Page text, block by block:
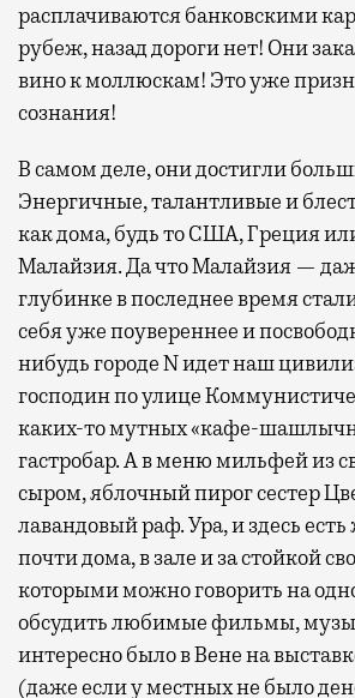
расплачиваются банковскими
рубеж, назад дороги нет! Они
вино к моллюскам! Это уже
сознания!
В самом деле, они достигли
Энергичные, талантливые и
как дома, будь то США, Греция
Малайзия. Да что Малайзия —
глубинке в последнее время
себя уже поувереннее и
нибудь городе N идет наш
господин по улице
каких-то мутных «кафе-
гастробар. А в меню мильфей из
сыром, яблочный пирог сестер
лавандовый раф. Ура, и здесь
почти дома, в зале и за стойкой
которыми можно говорить на
обсудить любимые фильмы,
интересно было в Вене на
(даже если у местных не было